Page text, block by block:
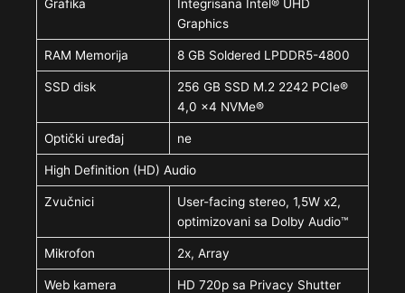
Grafika
Integrisana Intel® UHD
Graphics
RAM Memorija 8 GB Soldered LPDDR5-4800
SSD disk
256 GB SSD M.2 2242 PCIe®
4,0 x4 NVMe®
Optički uređaj ne
High Definition (HD) Audio
Zvučnici
User-facing stereo, 1,5W x2,
optimizovani sa Dolby Audio™
Mikrofon 2x, Array
Web kamera HD 720p sa Privacy Shutter